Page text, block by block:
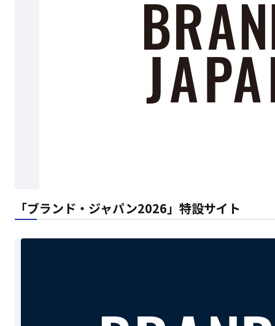
「ブランド・ジャパン2026」特設サイト